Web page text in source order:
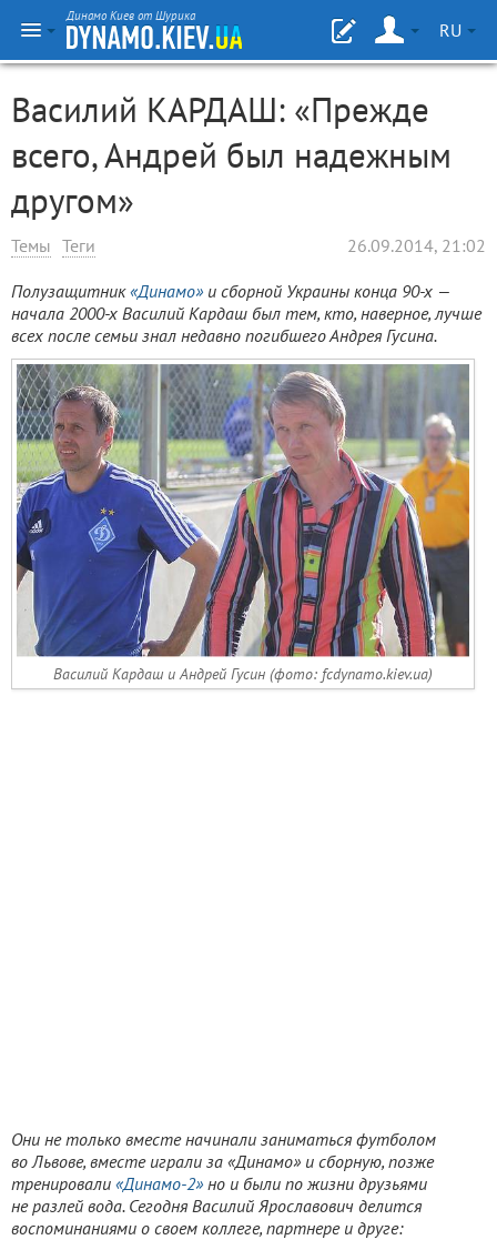
Динамо Киев от Шурика
RU
Василий КАРДАШ: «Прежде
всего, Андрей был надежным
другом»
Темы Теги 26.09.2014, 21:02
Полузащитник«Динамо»и сборной Украины конца 90-х —
начала 2000-х Василий Кардаш был тем, кто, наверное, лучше
всех после семьи знал недавно погибшего Андрея Гусина.
Василий Кардаш и Андрей Гусин (фото: fcdynamo.kiev.ua)
Они не только вместе начинали заниматься футболом
во Львове, вместе играли за «Динамо» и сборную, позже
тренировали «Динамо-2»но и были по жизни друзьями
не разлей вода. Сегодня Василий Ярославович делится
воспоминаниями о своем коллеге, партнере и друге: